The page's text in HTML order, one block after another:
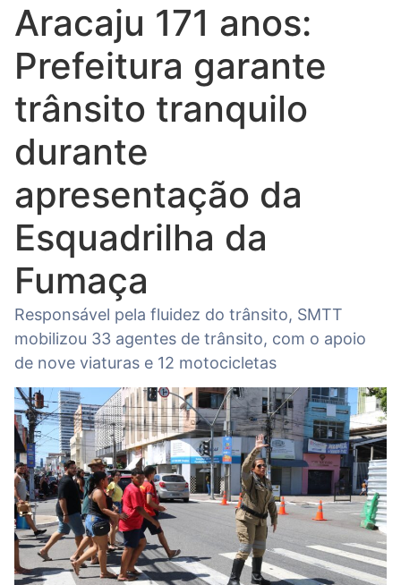
Aracaju 171 anos:
Prefeitura garante
trânsito tranquilo
durante
apresentação da
Esquadrilha da
Fumaça
Responsável pela fluidez do trânsito, SMTT
mobilizou 33 agentes de trânsito, com o apoio
de nove viaturas e 12 motocicletas